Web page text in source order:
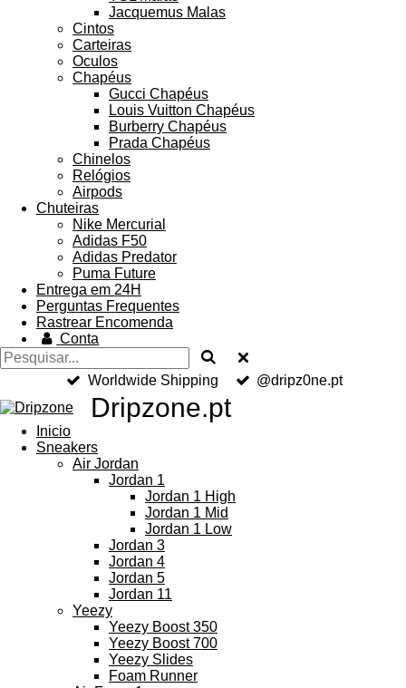
Jacquemus Malas
Cintos
Carteiras
Oculos
Chapéus
Gucci Chapéus
Louis Vuitton Chapéus
Burberry Chapéus
Prada Chapéus
Chinelos
Relógios
Airpods
Chuteiras
Nike Mercurial
Adidas F50
Adidas Predator
Puma Future
Entrega em 24H
Perguntas Frequentes
Rastrear Encomenda
Conta
Worldwide Shipping @dripz0ne.pt
Dripzone.pt
Inicio
Sneakers
Air Jordan
Jordan 1
Jordan 1 High
Jordan 1 Mid
Jordan 1 Low
Jordan 3
Jordan 4
Jordan 5
Jordan 11
Yeezy
Yeezy Boost 350
Yeezy Boost 700
Yeezy Slides
Foam Runner